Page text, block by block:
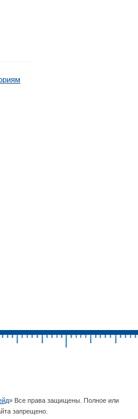
» Все права защищены. Полное или
запрещено.